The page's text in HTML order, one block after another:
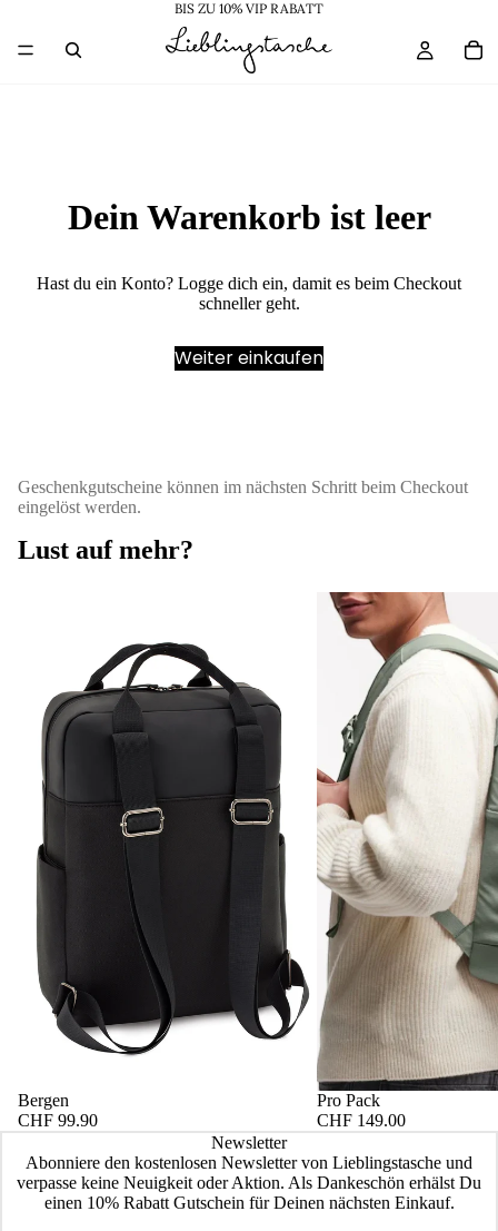
BIS ZU 10% VIP RABATT
Dein Warenkorb ist leer
Hast du ein Konto? Logge dich ein, damit es beim Checkout
schneller geht.
Weiter einkaufen
Geschenkgutscheine können im nächsten Schritt beim Checkout
eingelöst werden.
Lust auf mehr?
Bergen
CHF 99.90
Pro
Pack
Pro Pack
CHF 149.00
Newsletter
Abonniere den kostenlosen Newsletter von Lieblingstasche und
verpasse keine Neuigkeit oder Aktion. Als Dankeschön erhälst Du
einen 10% Rabatt Gutschein für Deinen nächsten Einkauf.